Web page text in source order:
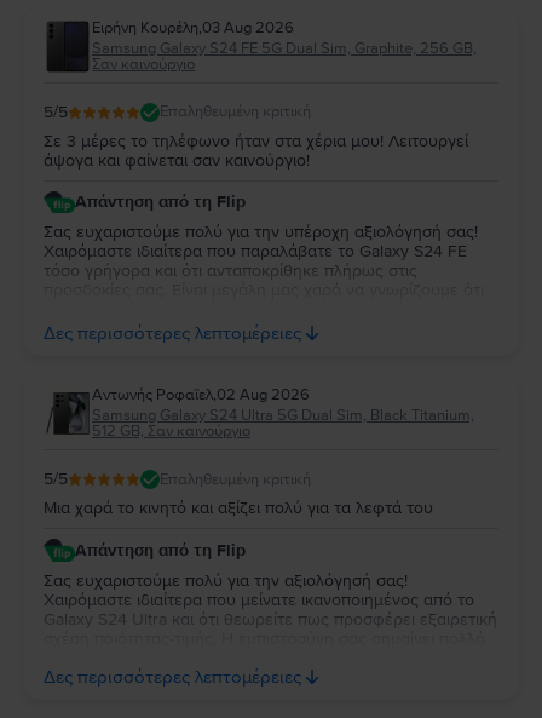
Ειρήνη Κουρέλη,03 Aug 2026
Samsung Galaxy S24 FE 5G Dual Sim, Graphite, 256 GB,
Σαν καινούργιο
5/5 Επαληθευμένη κριτική
Σε 3 μέρες το τηλέφωνο ήταν στα χέρια μου! Λειτουργεί
άψογα και φαίνεται σαν καινούργιο!
Απάντηση από τη Flip
Σας ευχαριστούμε πολύ για την υπέροχη αξιολόγησή σας!
Χαιρόμαστε ιδιαίτερα που παραλάβατε το Galaxy S24 FE
τόσο γρήγορα και ότι ανταποκρίθηκε πλήρως στις
απόλυτα ικανοποιημένη. Σας ευχαριστούμε για την
εμπιστοσύνη σας και σας ευχόμαστε να χαρείτε τη νέα σας
Δες περισσότερες λεπτομέρειες
Aντωνής Ροφαϊελ,02 Aug 2026
Samsung Galaxy S24 Ultra 5G Dual Sim, Black Titanium,
512 GB, Σαν καινούργιο
5/5 Επαληθευμένη κριτική
Μια χαρά το κινητό και αξίζει πολύ για τα λεφτά του
Απάντηση από τη Flip
Σας ευχαριστούμε πολύ για την αξιολόγησή σας!
Χαιρόμαστε ιδιαίτερα που μείνατε ικανοποιημένος από το
Galaxy S24 Ultra και ότι θεωρείτε πως προσφέρει εξαιρετική
σας εξυπηρετήσουμε ξανά στο μέλλον!
Δες περισσότερες λεπτομέρειες